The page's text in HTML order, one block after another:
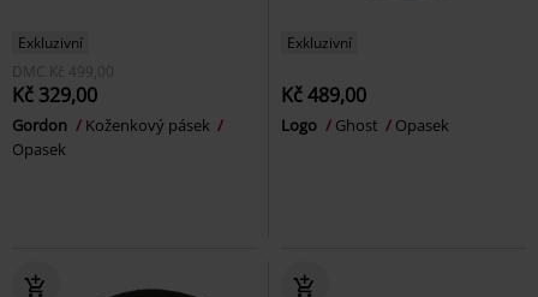
Exkluzivní
DMC
Kč 499,00
Kč 329,00
Gordon
Koženkový pásek
Opasek
Exkluzivní
Kč 489,00
Logo Ghost Opasek